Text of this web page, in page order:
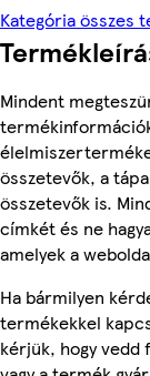
Kategória összes
Mindent
összetevők, a
összetevők is.
címkét és ne
amelyek a
Ha bármilyen
termékekkel
kérjük, hogy vedd